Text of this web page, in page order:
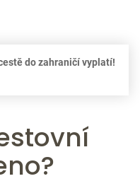
do zahraničí vyplatí!